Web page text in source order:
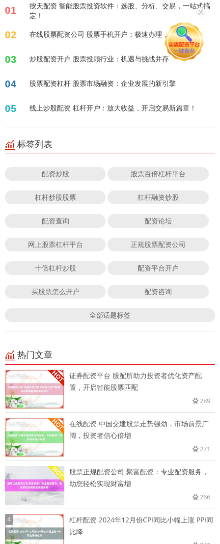
01
按天配资 智能股票投资软件：选股、分析、交易，一站式搞
定！
02 在线股票配资公司 股票手机开户：极速办理，轻松投资！
03 炒股配资开户 股票投顾行业：机遇与挑战并存
04 股票配资杠杆 股票市场融资：企业发展的新引擎
05 线上炒股配资 杠杆开户：放大收益，开启交易新篇章！
标签列表
配资炒股 股票百倍杠杆平台
杠杆炒股股票 杠杆融资炒股
配资查询 配资论坛
网上股票杠杆平台 正规股票配资公司
十倍杠杆炒股 配资平台开户
买股票怎么开户 配资咨询
全部话题标签
热门文章
证券配资平台 股配所助力投资者优化资产配
置，开启智能股票匹配
289
在线配资 中国交建股票走势强劲，市场前景广
阔，投资者信心倍增
271
股票正规配资公司 聚富配资：专业配资服务，
助您轻松实现财富增
266
4
杠杆配资 2024年12月份CPI同比小幅上涨 PPI同
比降